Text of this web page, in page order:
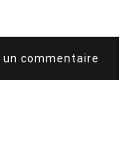
un commentaire